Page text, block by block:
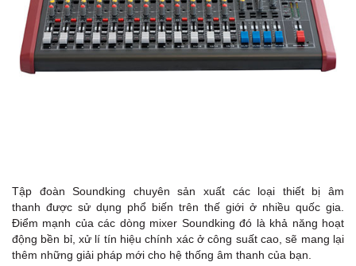
Tập đoàn Soundking chuyên sản xuất các loại thiết bị âm
thanh được sử dụng phổ biến trên thế giới ở nhiều quốc gia.
Điểm mạnh của các dòng mixer Soundking đó là khả năng hoạt
động bền bỉ, xử lí tín hiệu chính xác ở công suất cao, sẽ mang lại
thêm những giải pháp mới cho hệ thống âm thanh của bạn.